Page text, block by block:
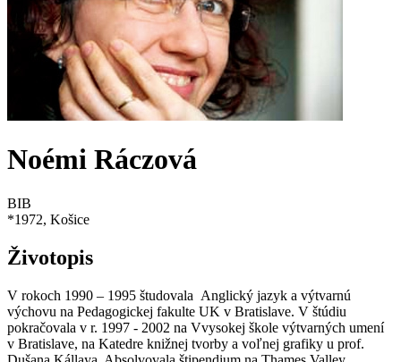
Noémi Ráczová
BIB
*1972, Košice
Životopis
V rokoch 1990 – 1995 študovala Anglický jazyk a výtvarnú
výchovu na Pedagogickej fakulte UK v Bratislave. V štúdiu
pokračovala v r. 1997 - 2002 na Vvysokej škole výtvarných umení
v Bratislave, na Katedre knižnej tvorby a voľnej grafiky u prof.